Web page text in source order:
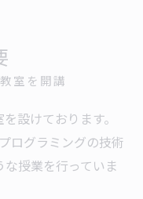
室を開講
設けております。
ログラミングの技術
授業を行っていま